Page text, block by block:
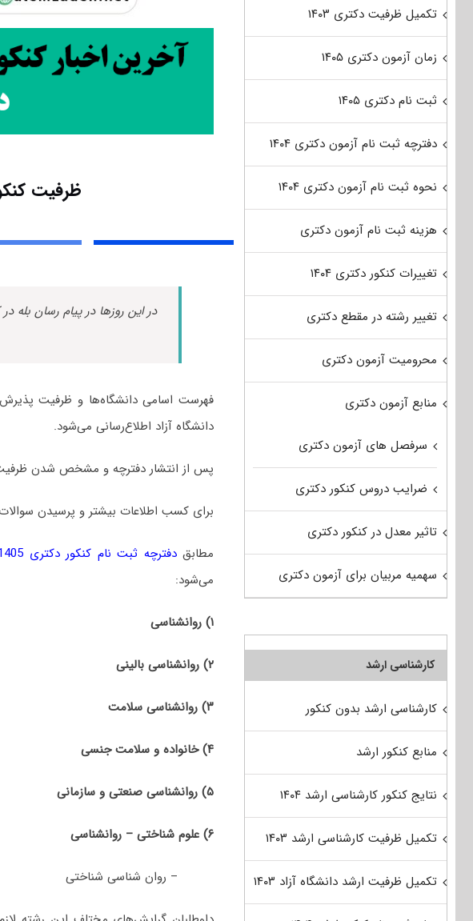
ظرفیت
در این روزها در پیام رسان بله
فهرست اسامی دانشگاه‌ها و ظرفیت
دانشگاه آزاد اطلاع‌رسانی می‌شود.
پس از انتشار دفترچه و مشخص شدن
برای کسب اطلاعات بیشتر و پرسیدن
مطابقدفترچه ثبت نام کنکور دکتری 1405
می‌شود:
۱) روانشناسی
۲) روانشناسی ﺑﺎلینی
۳) روانشناسی ﺳﻼﻣﺖ
۴) خانواده و سلامت جنسی
۵) روانشناسی صنعتی و سازمانی
۶) علوم شناختی – روانشناسی
– روان شناسی شناختی
تکمیل ظرفیت دکتری ۱۴۰۳
زمان آزمون دکتری ۱۴۰۵
ثبت نام دکتری ۱۴۰۵
دفترچه ثبت نام آزمون دکتری ۱۴۰۴
نحوه ثبت نام آزمون دکتری ۱۴۰۴
هزینه ثبت نام آزمون دکتری
تغییرات کنکور دکتری ۱۴۰۴
تغییر رشته در مقطع دکتری
محرومیت آزمون دکتری
منابع آزمون دکتری
سرفصل های آزمون دکتری
ضرایب دروس کنکور دکتری
تاثیر معدل در کنکور دکتری
سهمیه مربیان برای آزمون دکتری
کارشناسی ارشد
کارشناسی ارشد بدون کنکور
منابع کنکور ارشد
نتایج کنکور کارشناسی ارشد ۱۴۰۴
تکمیل ظرفیت کارشناسی ارشد ۱۴۰۳
تکمیل ظرفیت ارشد دانشگاه آزاد ۱۴۰۳